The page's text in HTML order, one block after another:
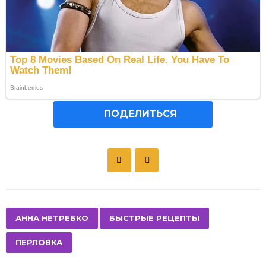
ПОДЕЛИТЬСЯ
P
a
g
АННА НЕТРЕБКО БЫСТРЫЕ РЕЦЕПТЫ
ПЕРЛОВКА